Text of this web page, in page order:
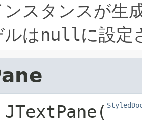
ンスタンスが生
ルはnullに設定
JTextPane​(